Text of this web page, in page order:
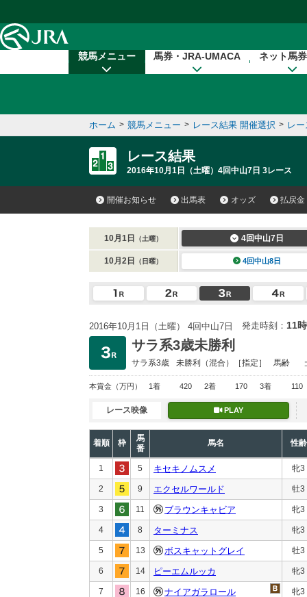
競馬メニュー 馬券・JRA-UMACA ネット馬
ホーム > 競馬メニュー > レース結果 開催選択 > レ
レース結果
2016年10月1日（土曜）4回中山7日 3レース
開催お知らせ 出馬表 オッズ 払戻金
10月1日 （土曜） 4回中山7日
10月2日 （日曜） 4回中山8日
2016年10月1日（土曜） 4回中山7日 発走時刻： 11
サラ系3歳未勝利
サラ系3歳 未勝利 （混合）［指定］ 馬齢
本賞金 （万円） 1着 420 2着 170 3着 110
レース映像 PLAY
着順 枠
馬
番
馬名 性齢
1 5 キセキノムスメ 牝3
2 9 エクセルワールド 牡3
3 11 ブラウンキャビア 牝3
4 8 ターミナス 牝3
5 13 ボスキャットグレイ 牡3
6 14 ピーエムルッカ 牝3
7 16 ナイアガラロール 牝3